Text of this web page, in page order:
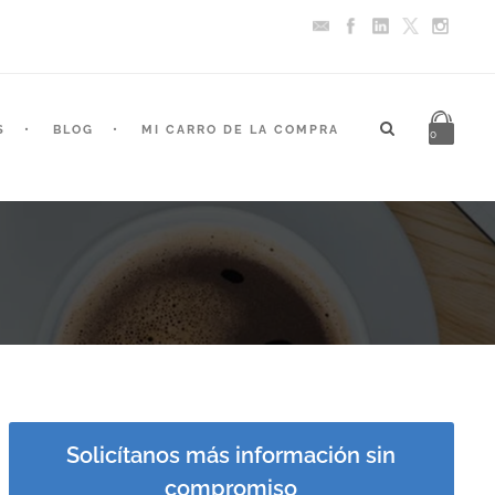
BLOG MI CARRO DE LA COMPRA 0
Solicítanos más información sin
compromiso